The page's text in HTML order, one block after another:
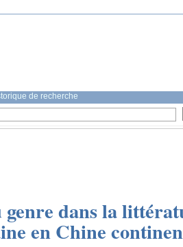
de recherche
genre dans la
en Chine